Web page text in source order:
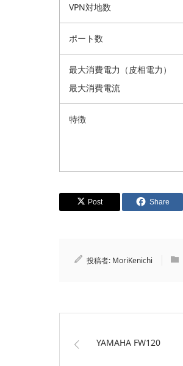
VPN対地数
ポート数
最大消費電力（皮相電力）
最大消費電流
特徴
Post Share
投稿者: MoriKenichi
YAMAHA FW120